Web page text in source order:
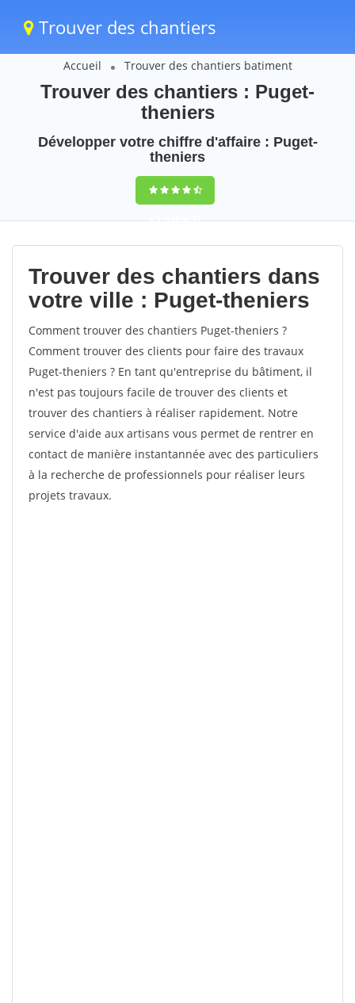
Trouver des chantiers
Accueil Trouver des chantiers batiment
Trouver des chantiers : Puget-
theniers
Développer votre chiffre d'affaire : Puget-
theniers
9,5(100%)47
votes
Trouver des chantiers dans
votre ville : Puget-theniers
Comment trouver des chantiers Puget-theniers ?
Comment trouver des clients pour faire des travaux
Puget-theniers ? En tant qu'entreprise du bâtiment, il
n'est pas toujours facile de trouver des clients et
trouver des chantiers à réaliser rapidement. Notre
service d'aide aux artisans vous permet de rentrer en
contact de manière instantannée avec des particuliers
à la recherche de professionnels pour réaliser leurs
projets travaux.